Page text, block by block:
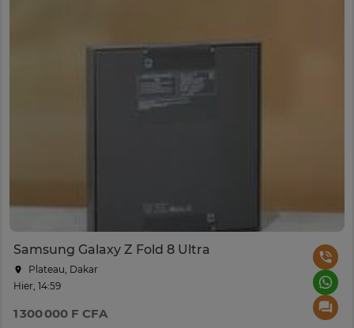
Samsung Galaxy Z Fold 8 Ultra
Plateau, Dakar
Hier, 14:59
1 300 000 F CFA